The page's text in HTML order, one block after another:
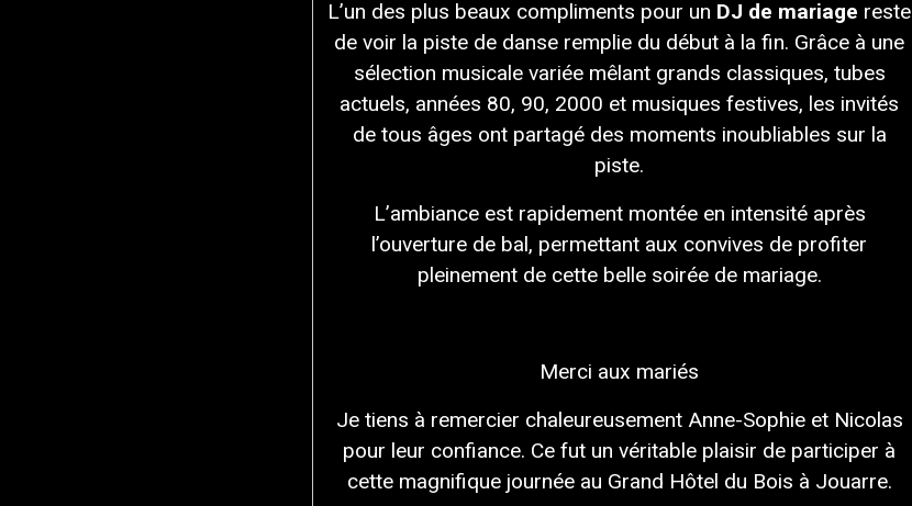
L’un des plus beaux compliments pour un DJ de mariage reste
de voir la piste de danse remplie du début à la fin. Grâce à une
sélection musicale variée mêlant grands classiques, tubes
actuels, années 80, 90, 2000 et musiques festives, les invités
de tous âges ont partagé des moments inoubliables sur la
piste.
L’ambiance est rapidement montée en intensité après
l’ouverture de bal, permettant aux convives de profiter
pleinement de cette belle soirée de mariage.
Merci aux mariés
Je tiens à remercier chaleureusement Anne-Sophie et Nicolas
pour leur confiance. Ce fut un véritable plaisir de participer à
cette magnifique journée au Grand Hôtel du Bois à Jouarre.